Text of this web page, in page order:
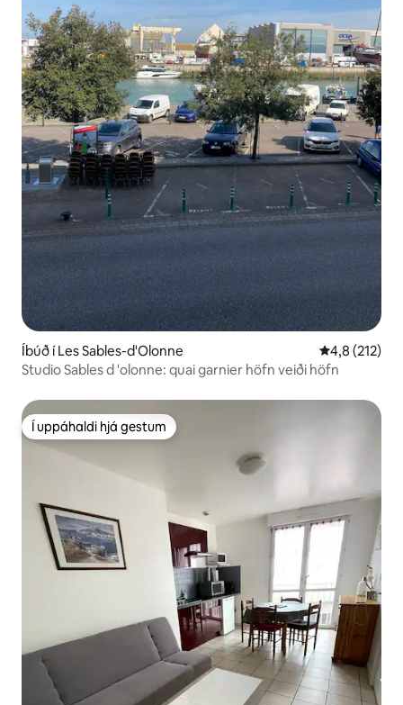
Íbúð í Les Sables-d'Olonne 4,8 af 5 í
4,8 (212)
Studio Sables d 'olonne: quai garnier höfn veiði höfn
Í uppáhaldi hjá gestum
Í uppáhaldi hjá gestum